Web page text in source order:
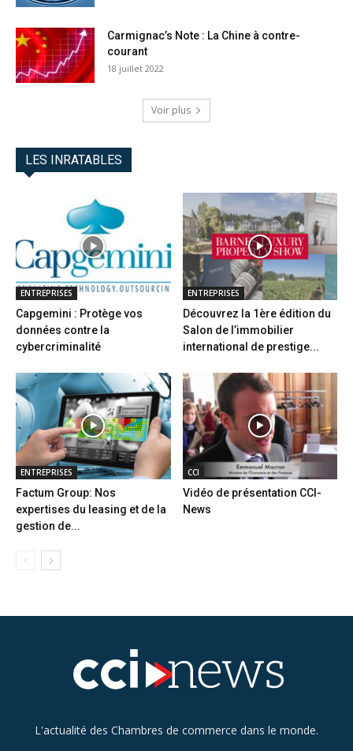
Carmignac’s Note : La Chine à contre-
courant
18 juillet 2022
Voir plus
LES INRATABLES
ENTREPRISES
Capgemini : Protège vos
données contre la
cybercriminalité
ENTREPRISES
Découvrez la 1ère édition du
Salon de l’immobilier
international de prestige...
ENTREPRISES
Factum Group: Nos
expertises du leasing et de la
gestion de...
CCI
Vidéo de présentation CCI-
News
L'actualité des Chambres de commerce dans le monde.